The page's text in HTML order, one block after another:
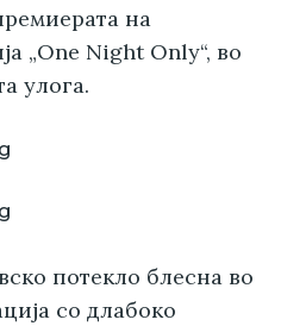
на
„One Night Only“, во
улога.
потекло блесна во
со длабоко